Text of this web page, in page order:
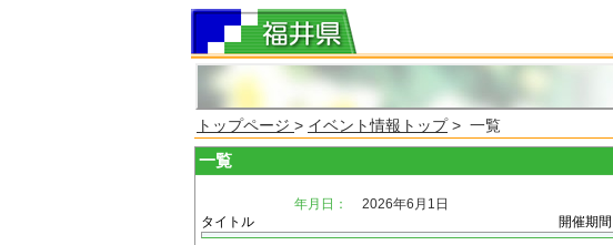
トップページ > イベント情報トップ> 一覧
一覧
年月日：
2026年6月1日
タイトル
開催期間